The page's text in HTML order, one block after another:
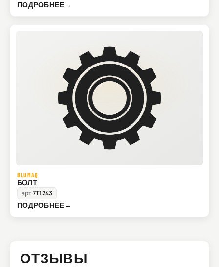
ПОДРОБНЕЕ→
BLUMAQ
БОЛТ
арт.7T1243
ПОДРОБНЕЕ→
ОТЗЫВЫ